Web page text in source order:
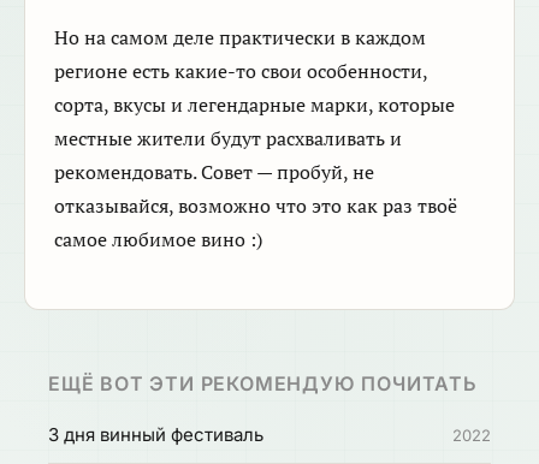
Но на самом деле практически в каждом
регионе есть какие-то свои особенности,
сорта, вкусы и легендарные марки, которые
местные жители будут расхваливать и
рекомендовать. Совет — пробуй, не
отказывайся, возможно что это как раз твоё
самое любимое вино :)
ЕЩЁ ВОТ ЭТИ РЕКОМЕНДУЮ ПОЧИТАТЬ
3 дня винный фестиваль 2022